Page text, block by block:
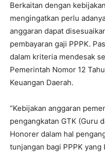
Berkaitan dengan
mengingatkan perlu
anggaran dapat
pembayaran gaji PPPK.
dalam kriteria mendesak
Pemerintah Nomor 12
Keuangan Daerah.
“Kebijakan anggaran
pengangkatan GTK (Guru
Honorer dalam hal
tunjangan bagi PPPK